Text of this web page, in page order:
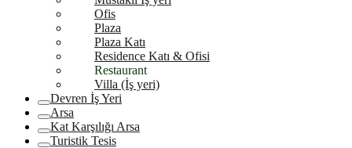
Ofis
Plaza
Plaza Katı
Residence Katı & Ofisi
Restaurant
Villa (İş yeri)
Devren İş Yeri
Arsa
Kat Karşılığı Arsa
Turistik Tesis